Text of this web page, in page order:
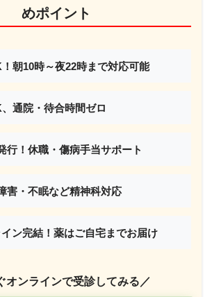
めポイント
朝10時～夜22時まで対応可能
通院・待合時間ゼロ
行！休職・傷病手当サポート
害・不眠など精神科対応
ン完結！薬はご自宅までお届け
オンラインで受診してみる／